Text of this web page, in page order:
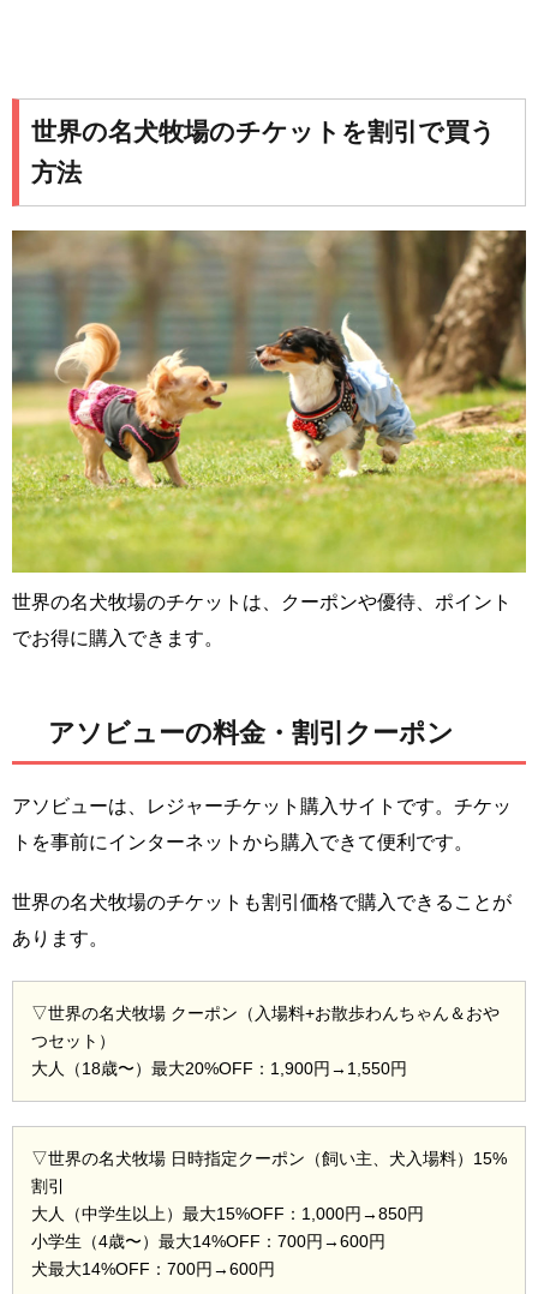
世界の名犬牧場のチケットを割引で買う
方法
世界の名犬牧場のチケットは、クーポンや優待、ポイント
でお得に購入できます。
アソビューの料金・割引クーポン
アソビューは、レジャーチケット購入サイトです。チケッ
トを事前にインターネットから購入できて便利です。
世界の名犬牧場のチケットも割引価格で購入できることが
あります。
▽世界の名犬牧場 クーポン（入場料+お散歩わんちゃん＆おや
つセット）
大人（18歳〜）最大20%OFF：1,900円→1,550円
▽世界の名犬牧場 日時指定クーポン（飼い主、犬入場料）15%
割引
大人（中学生以上）最大15%OFF：1,000円→850円
小学生（4歳〜）最大14%OFF：700円→600円
犬最大14%OFF：700円→600円